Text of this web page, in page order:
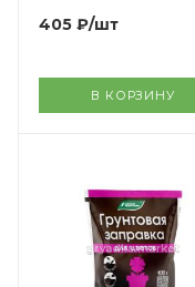
405 ₽/шт
В КОРЗИНУ